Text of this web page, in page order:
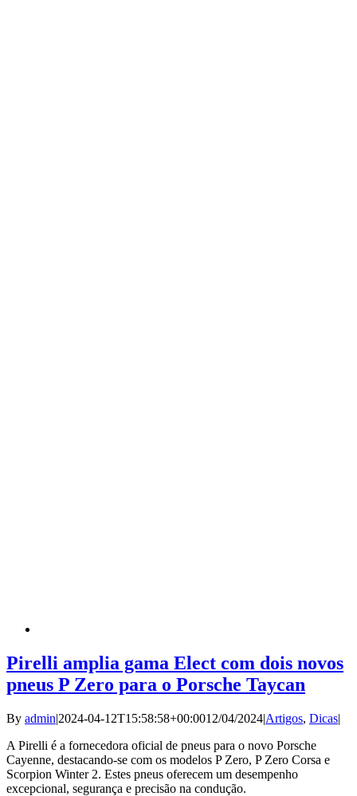
Pirelli amplia gama Elect com dois novos
pneus P Zero para o Porsche Taycan
By admin|2024-04-12T15:58:58+00:0012/04/2024|Artigos, Dicas|
A Pirelli é a fornecedora oficial de pneus para o novo Porsche
Cayenne, destacando-se com os modelos P Zero, P Zero Corsa e
Scorpion Winter 2. Estes pneus oferecem um desempenho
excepcional, segurança e precisão na condução.